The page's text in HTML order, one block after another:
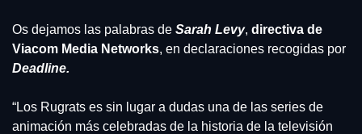
Os dejamos las palabras de Sarah Levy, directiva de
Viacom Media Networks
Deadline.
“Los Rugrats es sin lugar a dudas una de las series de
animación más celebradas de la historia de la televisión